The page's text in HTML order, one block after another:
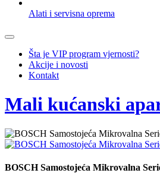
Alati i servisna oprema
Šta je VIP program vjernosti?
Akcije i novosti
Kontakt
Mali kućanski
BOSCH Samostojeća Mikrovalna